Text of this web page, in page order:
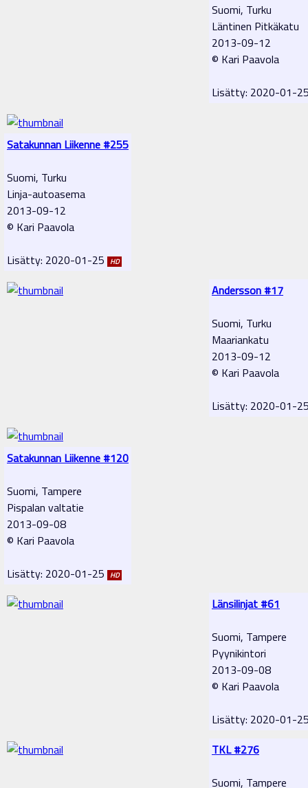
Suomi, Turku
Läntinen Pitkäkatu
2013-09-12
© Kari Paavola
Lisätty: 2020-01-
Satakunnan Liikenne #255
Suomi, Turku
Linja-autoasema
2013-09-12
© Kari Paavola
Lisätty: 2020-01-25 HD
Andersson #17
Suomi, Turku
Maariankatu
2013-09-12
© Kari Paavola
Lisätty: 2020-01-
Satakunnan Liikenne #120
Suomi, Tampere
Pispalan valtatie
2013-09-08
© Kari Paavola
Lisätty: 2020-01-25 HD
Länsilinjat #61
Suomi, Tampere
Pyynikintori
2013-09-08
© Kari Paavola
Lisätty: 2020-01-
TKL #276
Suomi, Tampere